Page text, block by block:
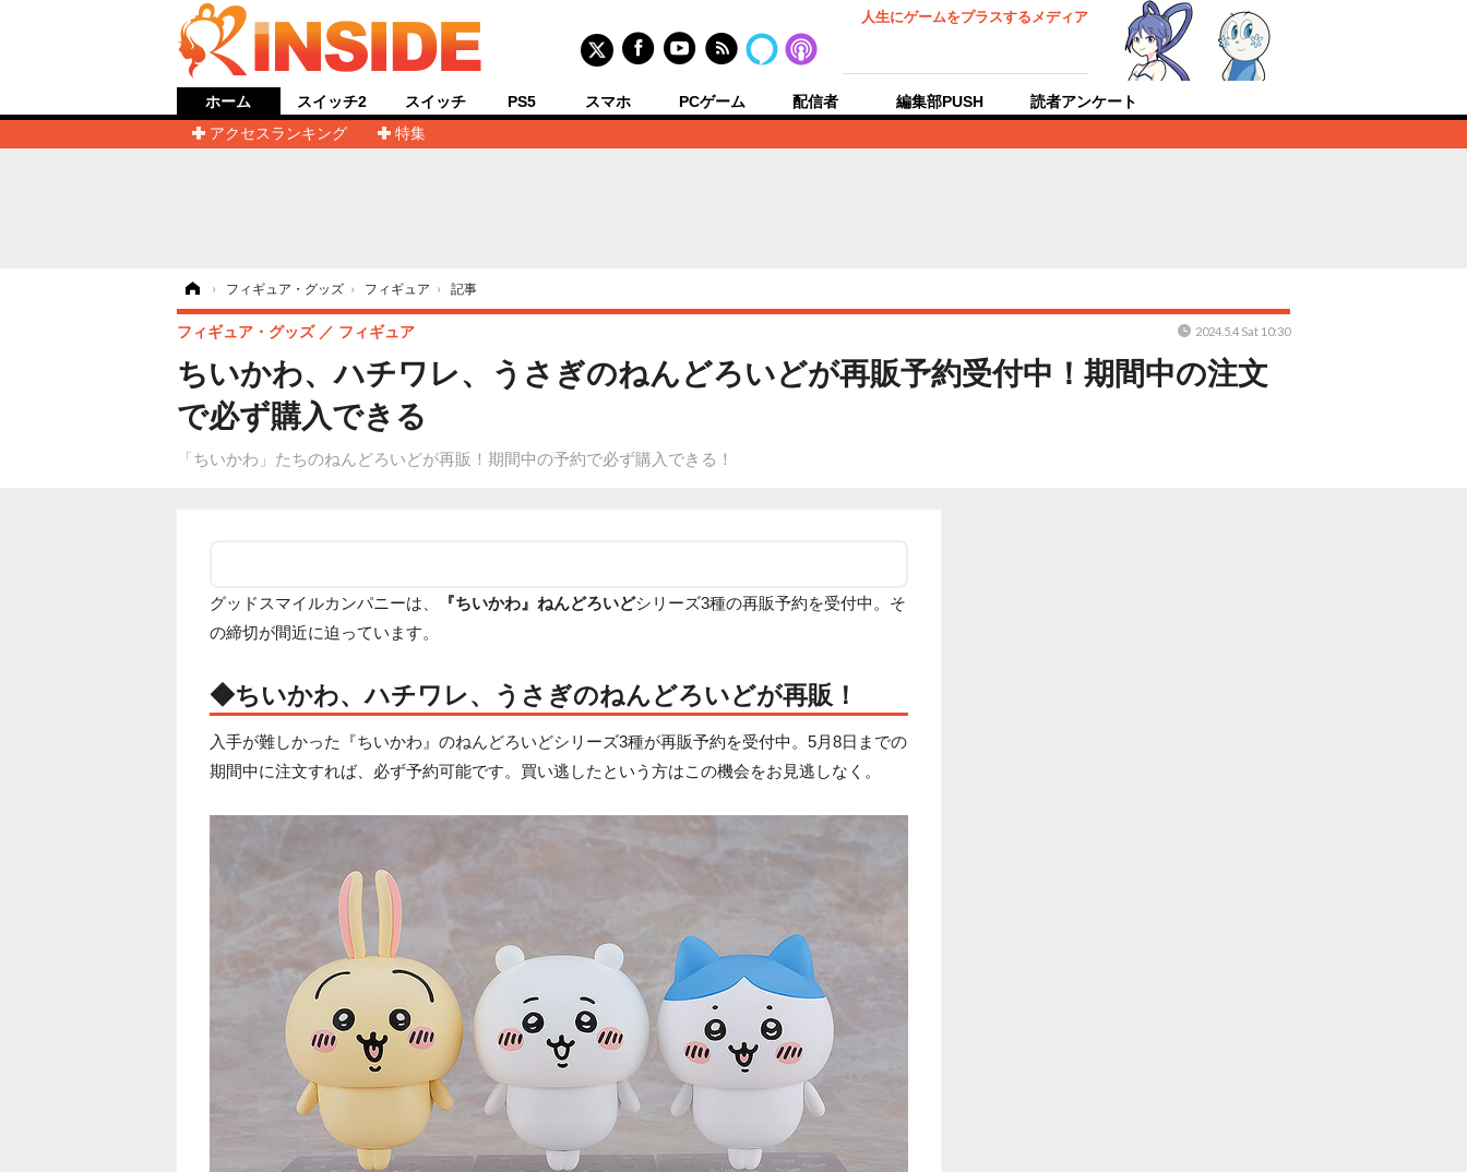
人生にゲームをプラスするメディア
ホーム
アクセスランキング
特集
スイッチ2 スイッチ PS5 スマホ PCゲーム 配信者 編集部PUSH 読者アンケート
› フィギュア・グッズ › フィギュア › 記事
ちいかわ、ハチワレ、うさぎのねんどろいどが再販予約受付中！期間中の注文
で必ず購入できる
「ちいかわ」たちのねんどろいどが再販！期間中の予約で必ず購入できる！
フィギュア・グッズ フィギュア 2024.5.4 Sat 10:30
グッドスマイルカンパニーは、 『ちいかわ』ねんどろいどシリーズ3種の再販予約を受付中。そ
の締切が間近に迫っています。
◆ちいかわ、ハチワレ、うさぎのねんどろいどが再販！
入手が難しかった『ちいかわ』のねんどろいどシリーズ3種が再販予約を受付中。5月8日までの
期間中に注文すれば、必ず予約可能です。買い逃したという方はこの機会をお見逃しなく。